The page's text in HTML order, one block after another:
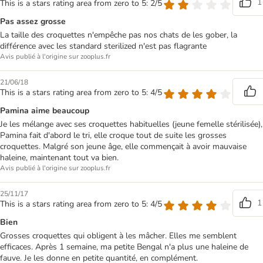
This is a stars rating area from zero to 5: 2/5
Pas assez grosse
La taille des croquettes n'empêche pas nos chats de les gober, la
différence avec les standard sterilized n'est pas flagrante
Avis publié à l'origine sur zooplus.fr
21/06/18
This is a stars rating area from zero to 5: 4/5
Pamina aime beaucoup
Je les mélange avec ses croquettes habituelles (jeune femelle stérilisée),
Pamina fait d'abord le tri, elle croque tout de suite les grosses
croquettes. Malgré son jeune âge, elle commençait à avoir mauvaise
haleine, maintenant tout va bien.
Avis publié à l'origine sur zooplus.fr
25/11/17
This is a stars rating area from zero to 5: 4/5
1
Bien
Grosses croquettes qui obligent à les mâcher. Elles me semblent
efficaces. Après 1 semaine, ma petite Bengal n'a plus une haleine de
fauve. Je les donne en petite quantité, en complément.